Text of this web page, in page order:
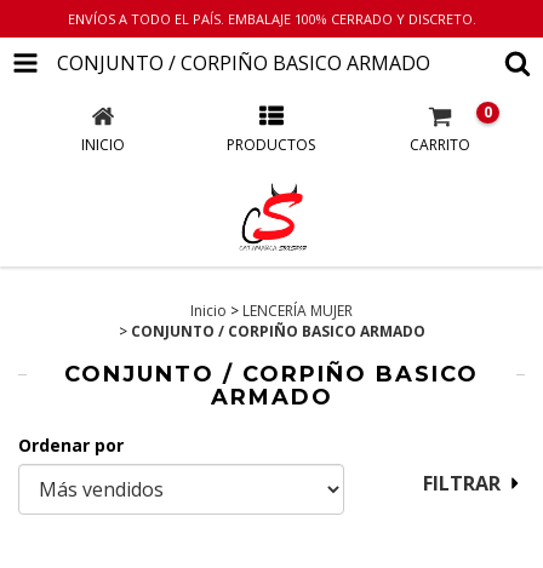
ENVÍOS A TODO EL PAÍS. EMBALAJE 100% CERRADO Y DISCRETO.
CONJUNTO / CORPIÑO BASICO ARMADO
INICIO PRODUCTOS CARRITO
0
Inicio > LENCERÍA MUJER
> CONJUNTO / CORPIÑO BASICO ARMADO
CONJUNTO / CORPIÑO BASICO
ARMADO
Ordenar por
FILTRAR